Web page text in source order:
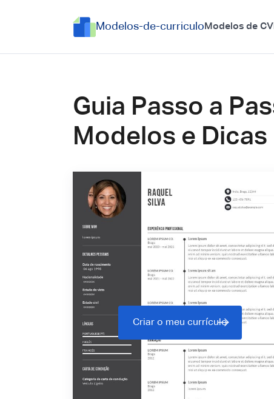
Modelos-de-curriculo Modelos de CV
Guia Passo a
Modelos e
Criar o meu currículo